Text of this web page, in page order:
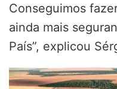
Conseguimos
ainda mais
País”, explicou